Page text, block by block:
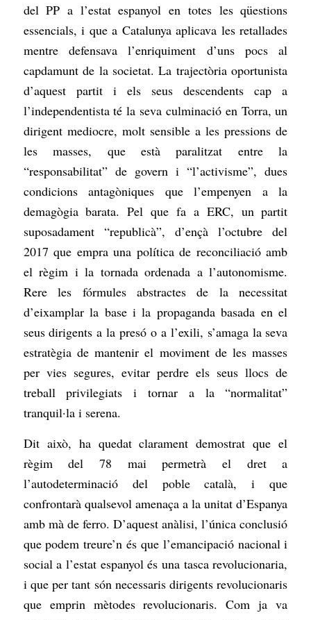
del PP a l’estat espanyol en totes les qüestions
essencials, i que a Catalunya aplicava les retallades
mentre defensava l’enriquiment d’uns pocs al
capdamunt de la societat. La trajectòria oportunista
d’aquest partit i els seus descendents cap a
l’independentista té la seva culminació en Torra, un
dirigent mediocre, molt sensible a les pressions de
les masses, que està paralitzat entre la
“responsabilitat” de govern i “l’activisme”, dues
condicions antagòniques que l’empenyen a la
demagògia barata. Pel que fa a ERC, un partit
suposadament “republicà”, d’ençà l’octubre del
2017 que empra una política de reconciliació amb
el règim i la tornada ordenada a l’autonomisme.
Rere les fórmules abstractes de la necessitat
d’eixamplar la base i la propaganda basada en el
seus dirigents a la presó o a l’exili, s’amaga la seva
estratègia de mantenir el moviment de les masses
per vies segures, evitar perdre els seus llocs de
treball privilegiats i tornar a la “normalitat”
tranquil·la i serena.
Dit això, ha quedat clarament demostrat que el
règim del 78 mai permetrà el dret a
l’autodeterminació del poble català, i que
confrontarà qualsevol amenaça a la unitat d’Espanya
amb mà de ferro. D’aquest anàlisi, l’única conclusió
que podem treure’n és que l’emancipació nacional i
social a l’estat espanyol és una tasca revolucionaria,
i que per tant són necessaris dirigents revolucionaris
que emprin mètodes revolucionaris. Com ja va